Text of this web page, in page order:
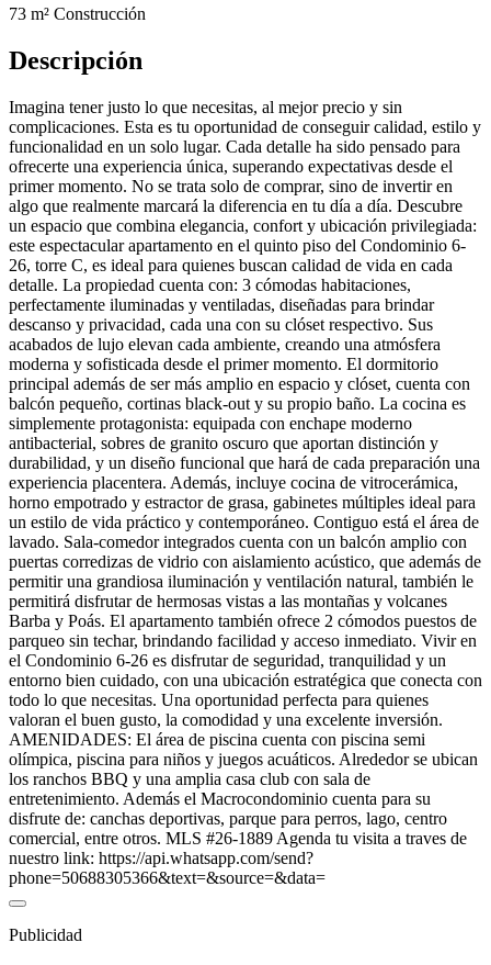
73 m² Construcción
Descripción
Imagina tener justo lo que necesitas, al mejor precio y sin
complicaciones. Esta es tu oportunidad de conseguir calidad, estilo y
funcionalidad en un solo lugar. Cada detalle ha sido pensado para
ofrecerte una experiencia única, superando expectativas desde el
primer momento. No se trata solo de comprar, sino de invertir en
algo que realmente marcará la diferencia en tu día a día. Descubre
un espacio que combina elegancia, confort y ubicación privilegiada:
este espectacular apartamento en el quinto piso del Condominio 6-
26, torre C, es ideal para quienes buscan calidad de vida en cada
detalle. La propiedad cuenta con: 3 cómodas habitaciones,
perfectamente iluminadas y ventiladas, diseñadas para brindar
descanso y privacidad, cada una con su clóset respectivo. Sus
acabados de lujo elevan cada ambiente, creando una atmósfera
moderna y sofisticada desde el primer momento. El dormitorio
principal además de ser más amplio en espacio y clóset, cuenta con
balcón pequeño, cortinas black-out y su propio baño. La cocina es
simplemente protagonista: equipada con enchape moderno
antibacterial, sobres de granito oscuro que aportan distinción y
durabilidad, y un diseño funcional que hará de cada preparación una
experiencia placentera. Además, incluye cocina de vitrocerámica,
horno empotrado y estractor de grasa, gabinetes múltiples ideal para
un estilo de vida práctico y contemporáneo. Contiguo está el área de
lavado. Sala-comedor integrados cuenta con un balcón amplio con
puertas corredizas de vidrio con aislamiento acústico, que además de
permitir una grandiosa iluminación y ventilación natural, también le
permitirá disfrutar de hermosas vistas a las montañas y volcanes
Barba y Poás. El apartamento también ofrece 2 cómodos puestos de
parqueo sin techar, brindando facilidad y acceso inmediato. Vivir en
el Condominio 6-26 es disfrutar de seguridad, tranquilidad y un
entorno bien cuidado, con una ubicación estratégica que conecta con
todo lo que necesitas. Una oportunidad perfecta para quienes
valoran el buen gusto, la comodidad y una excelente inversión.
AMENIDADES: El área de piscina cuenta con piscina semi
olímpica, piscina para niños y juegos acuáticos. Alrededor se ubican
los ranchos BBQ y una amplia casa club con sala de
entretenimiento. Además el Macrocondominio cuenta para su
disfrute de: canchas deportivas, parque para perros, lago, centro
comercial, entre otros. MLS #26-1889 Agenda tu visita a traves de
nuestro link: https://api.whatsapp.com/send?
phone=50688305366&text=&source=&data=
Publicidad